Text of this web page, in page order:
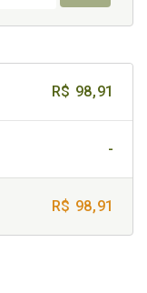
R$ 98,91
-
R$ 98,91